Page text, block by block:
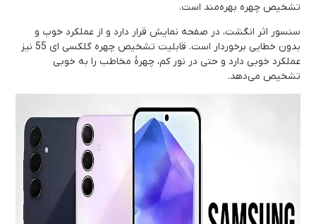
تشخیص چهره بهره‌مند است.
سنسور اثر انگشت، در صفحه نمایش قرار دارد و از عملکرد خوب و
بدون خطایی برخوردار است. قابلیت تشخیص چهره گلکسی ای 55 نیز
عملکرد خوبی دارد و حتی در نور کم، چهرۀ مخاطب را به خوبی
تشخیص می‌دهد.